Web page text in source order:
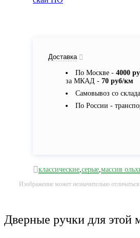
Доставка
По Москве - 4000
за МКАД - 70 руб/км
Самовывоз со склада
По России -
классические,серые,массив
Изображение может незначительно
Дверные ручки для этой